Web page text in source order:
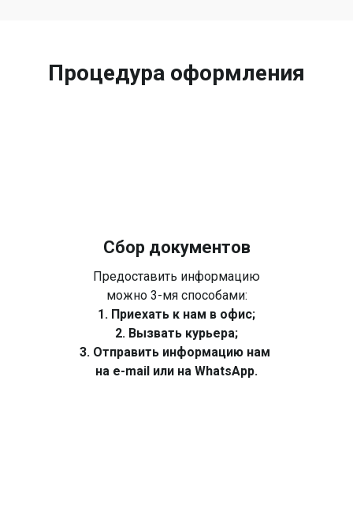
Процедура оформления
Сбор документов
Предоставить информацию
можно 3-мя способами:
1. Приехать к нам в офис;
2. Вызвать курьера;
3. Отправить информацию нам
на e-mail или на WhatsApp.